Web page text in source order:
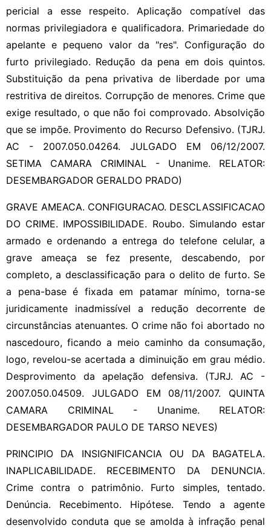
pericial a esse respeito. Aplicação compatível das
normas privilegiadora e qualificadora. Primariedade do
apelante e pequeno valor da "res". Configuração do
furto privilegiado. Redução da pena em dois quintos.
Substituição da pena privativa de liberdade por uma
restritiva de direitos. Corrupção de menores. Crime que
exige resultado, o que não foi comprovado. Absolvição
que se impõe. Provimento do Recurso Defensivo. (TJRJ.
AC - 2007.050.04264. JULGADO EM 06/12/2007.
SETIMA CAMARA CRIMINAL - Unanime. RELATOR:
DESEMBARGADOR GERALDO PRADO)
GRAVE AMEACA. CONFIGURACAO. DESCLASSIFICACAO
DO CRIME. IMPOSSIBILIDADE. Roubo. Simulando estar
armado e ordenando a entrega do telefone celular, a
grave ameaça se fez presente, descabendo, por
completo, a desclassificação para o delito de furto. Se
a pena-base é fixada em patamar mínimo, torna-se
juridicamente inadmissível a redução decorrente de
circunstâncias atenuantes. O crime não foi abortado no
nascedouro, ficando a meio caminho da consumação,
logo, revelou-se acertada a diminuição em grau médio.
Desprovimento da apelação defensiva. (TJRJ. AC -
2007.050.04509. JULGADO EM 08/11/2007. QUINTA
CAMARA CRIMINAL - Unanime. RELATOR:
DESEMBARGADOR PAULO DE TARSO NEVES)
PRINCIPIO DA INSIGNIFICANCIA OU DA BAGATELA.
INAPLICABILIDADE. RECEBIMENTO DA DENUNCIA.
Crime contra o patrimônio. Furto simples, tentado.
Denúncia. Recebimento. Hipótese. Tendo a agente
desenvolvido conduta que se amolda à infração penal